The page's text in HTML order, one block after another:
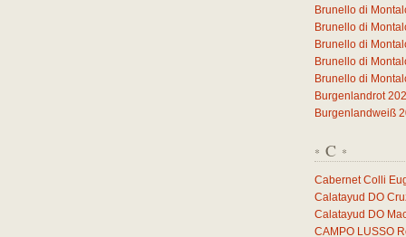
Brunello di
Brunello di
Brunello di
Brunello di
Brunello di
Burgenlandrot
Burgenlandweiß
* C *
Cabernet Colli
Calatayud DO
Calatayud DO
CAMPO LUSSO